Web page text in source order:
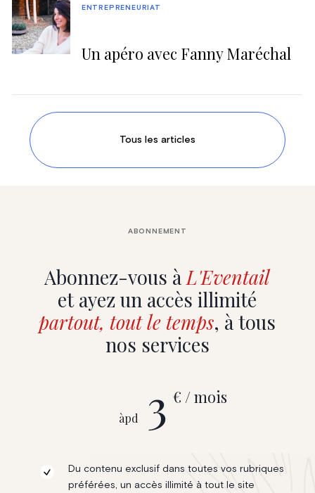
Un apéro avec Fanny Maréchal
ENTREPRENEURIAT
Tous les articles
Abonnez-vous àL'Eventail
et ayez un accès illimité
partout, tout le temps, à tous
nos services
ABONNEMENT
àpd 3 € / mois
Du contenu exclusif dans toutes vos rubriques
préférées, un accès illimité à tout le site